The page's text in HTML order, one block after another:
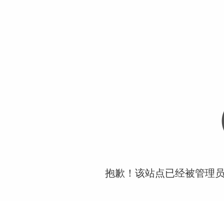
抱歉！该站点已经被管理